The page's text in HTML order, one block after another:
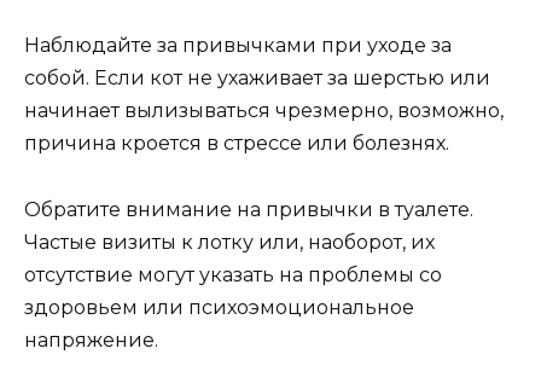
Наблюдайте за привычками при уходе за
собой. Если кот не ухаживает за шерстью или
начинает вылизываться чрезмерно, возможно,
причина кроется в стрессе или болезнях.
Обратите внимание на привычки в туалете.
Частые визиты к лотку или, наоборот, их
отсутствие могут указать на проблемы со
здоровьем или психоэмоциональное
напряжение.